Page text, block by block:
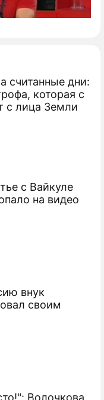
считанные дни:
которая с
с лица Земли
с Вайкуле
на видео
внук
своим
Волочкова